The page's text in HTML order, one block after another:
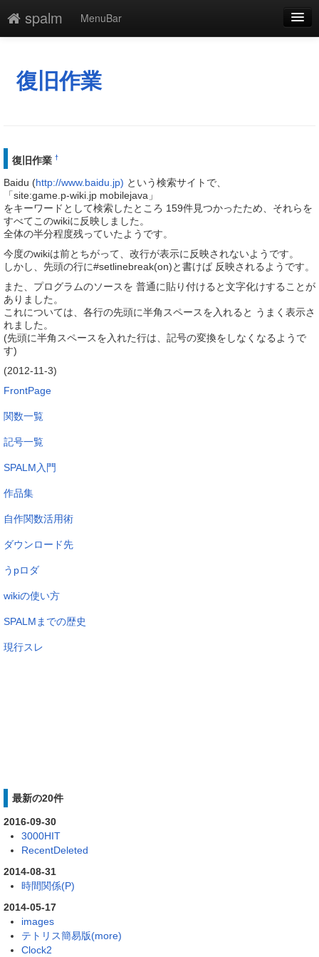
spalm
MenuBar
添付
最終更新
一覧
単語検索
復旧作業
復旧作業 †
Baidu (http://www.baidu.jp) という検索サイトで、
「site:game.p-wiki.jp mobilejava」
をキーワードとして検索したところ 159件見つかったため、それらを
すべてこのwikiに反映しました。
全体の半分程度残っていたようです。
今度のwikiは前とちがって、改行が表示に反映されないようです。
しかし、先頭の行に#setlinebreak(on)と書けば 反映されるようです。
また、プログラムのソースを 普通に貼り付けると文字化けすることが
ありました。
これについては、各行の先頭に半角スペースを入れると うまく表示さ
れました。
(先頭に半角スペースを入れた行は、記号の変換をしなくなるようで
す)
(2012-11-3)
FrontPage
関数一覧
記号一覧
SPALM入門
作品集
自作関数活用術
ダウンロード先
うpロダ
wikiの使い方
SPALMまでの歴史
現行スレ
最新の20件
2016-09-30
3000HIT
RecentDeleted
2014-08-31
時間関係(P)
2014-05-17
images
テトリス簡易版(more)
Clock2